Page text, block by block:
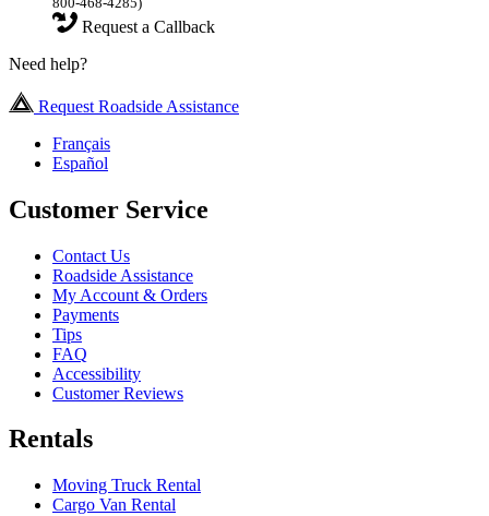
Request a Callback
Need help?
Request Roadside Assistance
Français
Español
Customer Service
Contact Us
Roadside Assistance
My Account & Orders
Payments
Tips
FAQ
Accessibility
Customer Reviews
Rentals
Moving Truck Rental
Cargo Van Rental